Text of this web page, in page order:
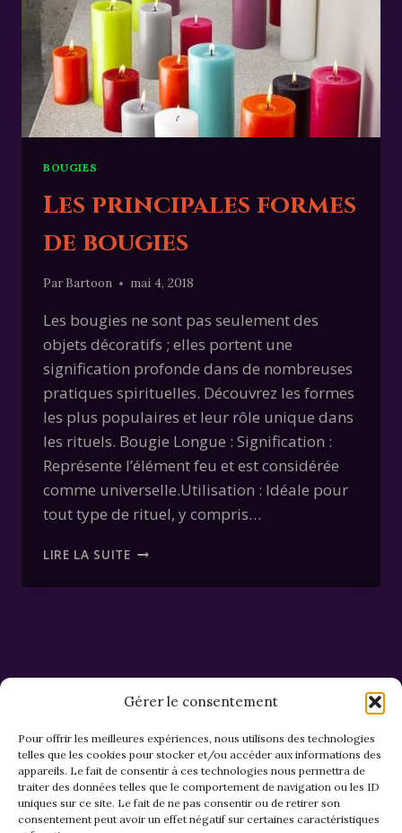
Gérer le consentement
Pour offrir les meilleures expériences, nous utilisons des technologies
telles que les cookies pour stocker et/ou accéder aux informations des
appareils. Le fait de consentir à ces technologies nous permettra de
traiter des données telles que le comportement de navigation ou les ID
uniques sur ce site. Le fait de ne pas consentir ou de retirer son
consentement peut avoir un effet négatif sur certaines caractéristiques
BOUGIES
Les principales formes
de bougies
Par Bartoon mai 4, 2018
Les bougies ne sont pas seulement des
objets décoratifs ; elles portent une
signification profonde dans de nombreuses
pratiques spirituelles. Découvrez les formes
les plus populaires et leur rôle unique dans
les rituels. Bougie Longue : Signification :
Représente l’élément feu et est considérée
comme universelle.Utilisation : Idéale pour
tout type de rituel, y compris…
LIRE LA SUITELES
FORMES
CGV et Retours